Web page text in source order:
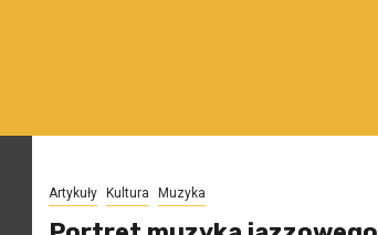
Artykuły Kultura Muzyka